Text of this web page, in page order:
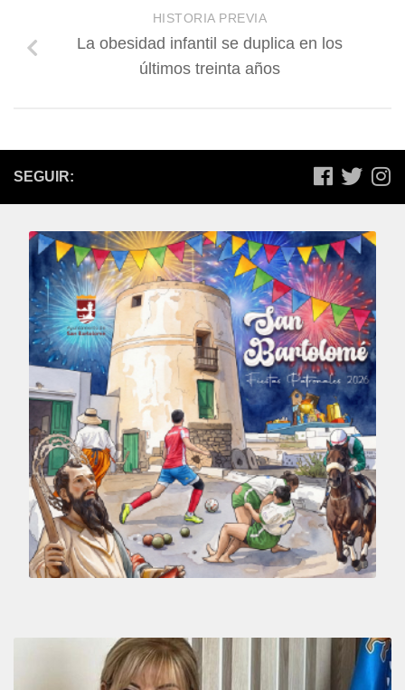
HISTORIA PREVIA
La obesidad infantil se duplica en los
últimos treinta años
SEGUIR: